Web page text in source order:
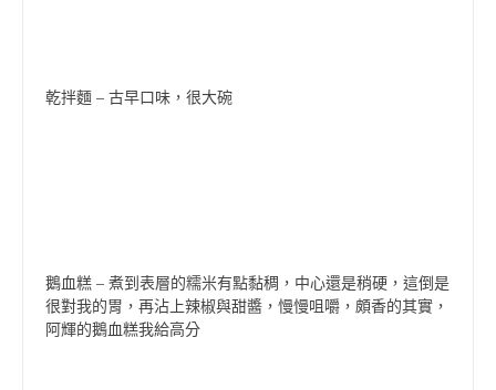
乾拌麵 – 古早口味，很大碗
鵝血糕 – 煮到表層的糯米有點黏稠，中心還是稍硬，這倒是
很對我的胃，再沾上辣椒與甜醬，慢慢咀嚼，頗香的其實，
阿輝的鵝血糕我給高分